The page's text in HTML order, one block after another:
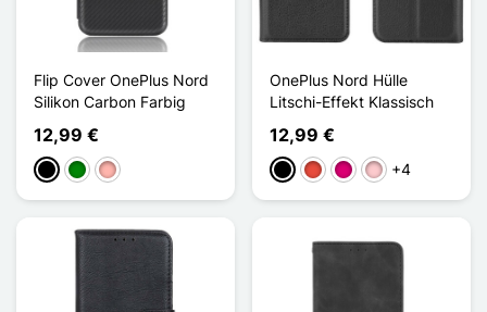
Flip Cover OnePlus Nord
Silikon Carbon Farbig
12,99 €
Schwarz
GrünRoségold
OnePlus Nord Hülle
Litschi-Effekt Klassisch
12,99 €
Schwarz
Rot Magenta
Pink+4